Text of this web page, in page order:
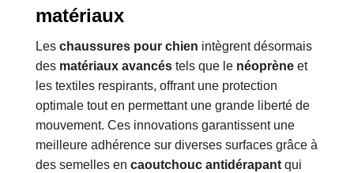
matériaux
Les chaussures pour chien intègrent désormais
des matériaux avancéstels que le néoprèneet
les textiles respirants, offrant une protection
optimale tout en permettant une grande liberté de
mouvement. Ces innovations garantissent une
meilleure adhérence sur diverses surfaces grâce à
des semelles en caoutchouc antidérapantqui